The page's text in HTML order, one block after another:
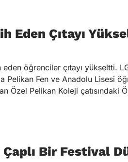
Eden Çıtayı
eden öğrenciler çıtayı yükseltti.
Pelikan Fen ve Anadolu Lisesi
Özel Pelikan Koleji çatısındaki
Bir Festival